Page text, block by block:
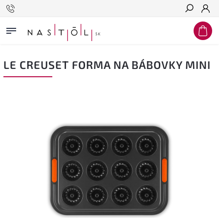
Hľadať
LE CREUSET FORMA NA BÁBOVKY MINI